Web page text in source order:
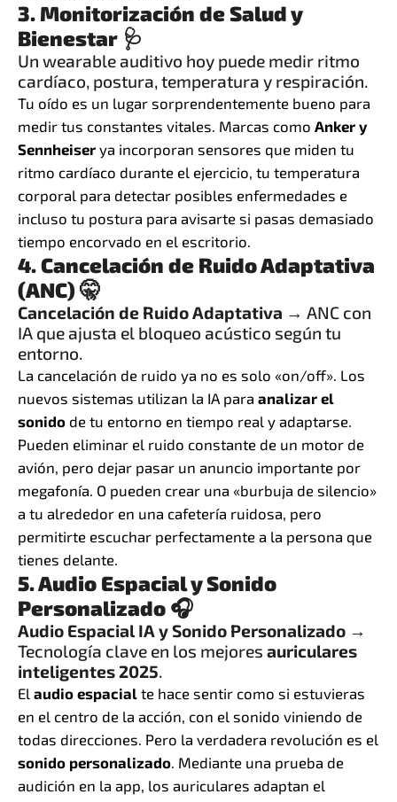
3. Monitorización de Salud y
Bienestar 🩺
Un wearable auditivo hoy puede medir ritmo
cardíaco, postura, temperatura y respiración.
Tu oído es un lugar sorprendentemente bueno para
medir tus constantes vitales. Marcas como Anker y
Sennheiser ya incorporan sensores que miden tu
ritmo cardíaco durante el ejercicio, tu temperatura
corporal para detectar posibles enfermedades e
incluso tu postura para avisarte si pasas demasiado
tiempo encorvado en el escritorio.
4. Cancelación de Ruido Adaptativa
(ANC) 🤫
Cancelación de Ruido Adaptativa → ANC con
IA que ajusta el bloqueo acústico según tu
entorno.
La cancelación de ruido ya no es solo «on/off». Los
nuevos sistemas utilizan la IA para analizar el
sonido de tu entorno en tiempo real y adaptarse.
Pueden eliminar el ruido constante de un motor de
avión, pero dejar pasar un anuncio importante por
megafonía. O pueden crear una «burbuja de silencio»
a tu alrededor en una cafetería ruidosa, pero
permitirte escuchar perfectamente a la persona que
tienes delante.
5. Audio Espacial y Sonido
Personalizado 🎧
Audio Espacial IA y Sonido Personalizado →
Tecnología clave en los mejores auriculares
inteligentes 2025.
El audio espacial te hace sentir como si estuvieras
en el centro de la acción, con el sonido viniendo de
todas direcciones. Pero la verdadera revolución es el
sonido personalizado. Mediante una prueba de
audición en la app, los auriculares adaptan el